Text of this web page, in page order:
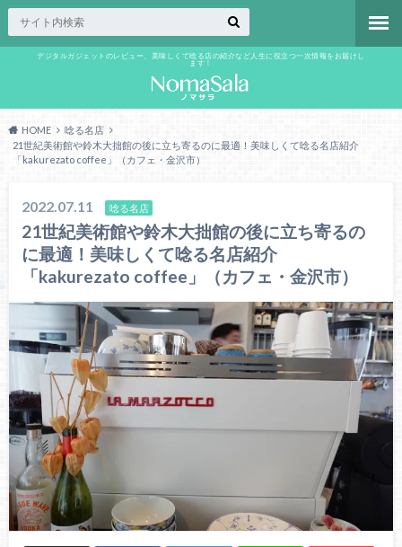
デジタルガジェットのレビュー、美味しくて唸る店の紹介など人生に役立つ一次情報をお届けし
ます！
HOME
唸る名店
21世紀美術館や鈴木大拙館の後に立ち寄るのに最適！美味しくて唸る名店紹介
「kakurezato coffee」（カフェ・金沢市）
2022.07.11 唸る名店
21世紀美術館や鈴木大拙館の後に立ち寄るの
に最適！美味しくて唸る名店紹介
「kakurezato coffee」（カフェ・金沢市）